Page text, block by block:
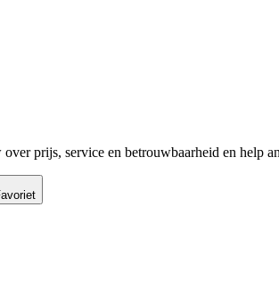
prijs, service en betrouwbaarheid en help